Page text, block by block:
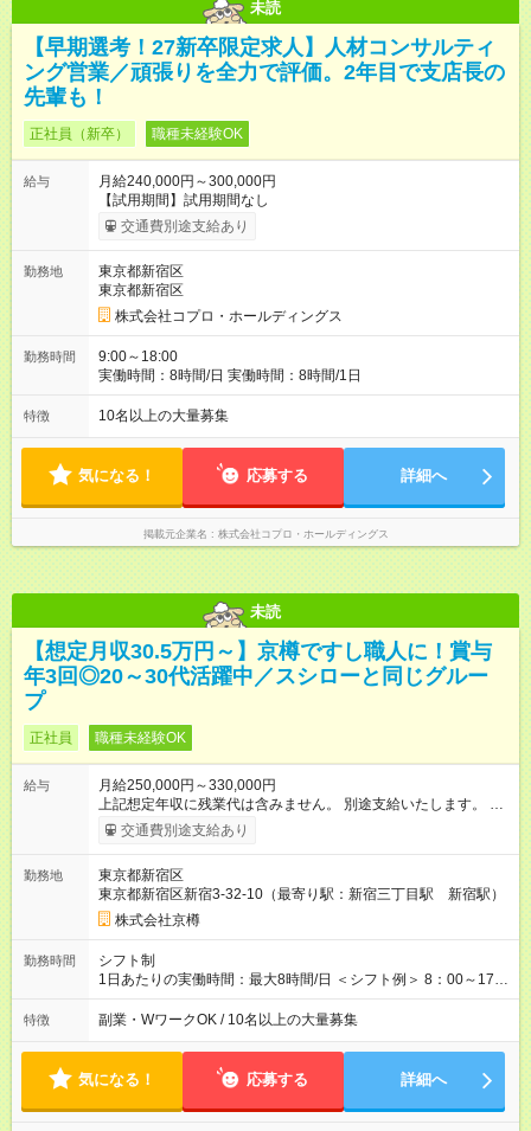
未読
【早期選考！27新卒限定求人】人材コンサルティ
ング営業／頑張りを全力で評価。2年目で支店長の
先輩も！
正社員（新卒） 職種未経験OK
給与
月給240,000円～300,000円
【試用期間】試用期間なし
交通費別途支給あり
勤務地
東京都新宿区
東京都新宿区
株式会社コプロ・ホールディングス
勤務時間
9:00～18:00
実働時間：8時間/日 実働時間：8時間/1日
特徴 10名以上の大量募集
気になる！ 応募する 詳細へ
掲載元企業名 株式会社コプロ・ホールディングス
未読
【想定月収30.5万円～】京樽ですし職人に！賞与
年3回◎20～30代活躍中／スシローと同じグルー
プ
正社員 職種未経験OK
給与
月給250,000円～330,000円
上記想定年収に残業代は含みません。 別途支給いたします。 各
種手当＋原則賞与年3回 ＜その他月収例＞ 560.8万円／（店長、
33万円+諸手当+賞与3回） 447.9万円／（副店長、27万円+諸手
です。 条件に変更はありません。 【試用期間】試用期間あり
試用期間の長さ：3ヶ月 雇用形態、給与は本採用時と同じです。
交通費別途支給あり
勤務地
東京都新宿区
東京都新宿区新宿3-32-10（最寄り駅：新宿三丁目駅 新宿駅）
株式会社京樽
勤務時間
シフト制
1日あたりの実働時間：最大8時間/日 ＜シフト例＞ 8：00～17：
00 9：00～18：00 14：00～23：00 ※中には10時営業開始の店
舗や、20時に営業終了の店舗もあります。店舗により異なりま
給いたします。
特徴 副業・WワークOK / 10名以上の大量募集
気になる！ 応募する 詳細へ